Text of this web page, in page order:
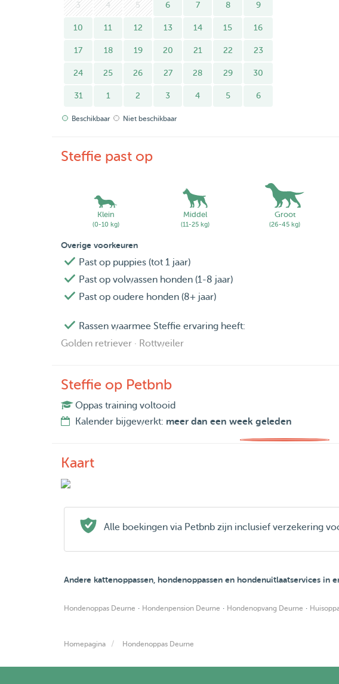
3 4 5 6 7 8 9
10 11 12 13 14 15 16
17 18 19 20 21 22 23
24 25 26 27 28 29 30
31 1 2 3 4 5 6
Beschikbaar Niet beschikbaar
Steffie past op
Klein
(0-10 kg)
Middel
(11-25 kg)
Groot
(26-45 kg)
Overige voorkeuren
Past op puppies (tot 1 jaar)
Past op volwassen honden (1-8 jaar)
Past op oudere honden (8+ jaar)
Rassen waarmee Steffie ervaring heeft:
Golden retriever · Rottweiler
Steffie op Petbnb
Oppas training voltooid
Kalender bijgewerkt: meer dan een week geleden
Kaart
Alle boekingen via Petbnb zijn inclusief verzekering
Andere kattenoppassen, hondenoppassen en hondenuitlaatservices in
Hondenoppas Deurne · Hondenpension Deurne · Hondenopvang Deurne ·
Homepagina Hondenoppas Deurne